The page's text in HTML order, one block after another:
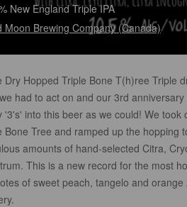
New England Triple IPA
Moon Brewing Company (Canada)
Dry Hopped Triple Bone T(h)ree Triple
had to act on and our 3rd
'3's' into this beer as we could! We took
Bone Tree and ramped up the hopping
amounts of hand-selected Citra,
This is a new record for the most
of sweet peach, tangelo and